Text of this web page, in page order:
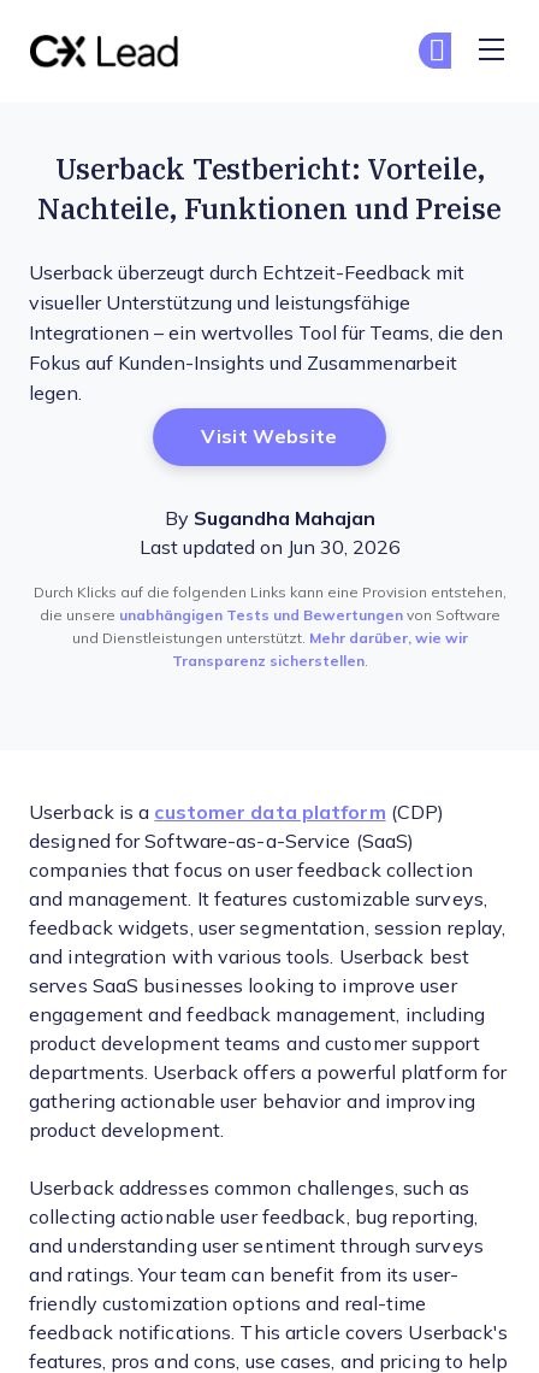
Userback Testbericht: Vorteile,
Nachteile, Funktionen und Preise
Userback überzeugt durch Echtzeit-Feedback mit
visueller Unterstützung und leistungsfähige
Integrationen – ein wertvolles Tool für Teams, die den
Fokus auf Kunden-Insights und Zusammenarbeit
legen.
Visit Website Opens New Window
By Sugandha Mahajan
Last updated on Jun 30, 2026
Durch Klicks auf die folgenden Links kann eine Provision entstehen,
die unsere unabhängigen Tests und Bewertungenvon Software
und Dienstleistungen unterstützt. Mehr darüber, wie wir
Transparenz sicherstellen.
Userback is a customer data platform (CDP)
designed for Software-as-a-Service (SaaS)
companies that focus on user feedback collection
and management. It features customizable surveys,
feedback widgets, user segmentation, session replay,
and integration with various tools. Userback best
serves SaaS businesses looking to improve user
engagement and feedback management, including
product development teams and customer support
departments. Userback offers a powerful platform for
gathering actionable user behavior and improving
product development.
Userback addresses common challenges, such as
collecting actionable user feedback, bug reporting,
and understanding user sentiment through surveys
and ratings. Your team can benefit from its user-
friendly customization options and real-time
feedback notifications. This article covers Userback's
features, pros and cons, use cases, and pricing to help